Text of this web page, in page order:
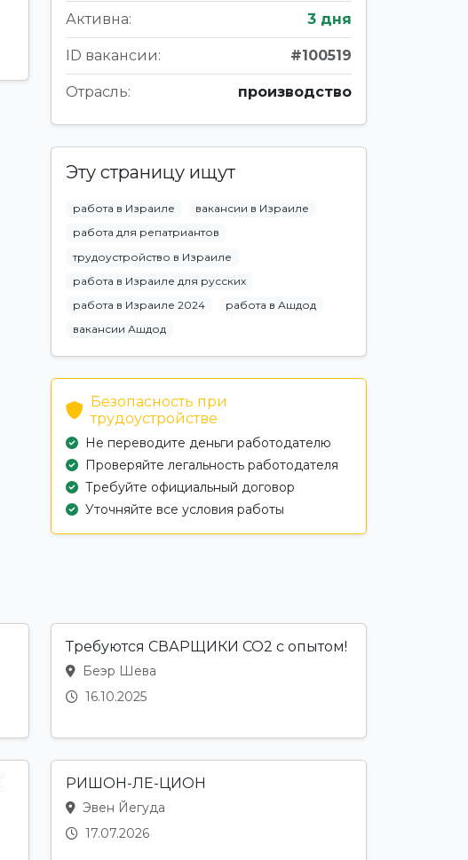
Активна: 3 дня
ID вакансии: #100519
Отрасль: производство
Эту страницу ищут
работа в Израиле
вакансии в Израиле
работа для репатриантов
трудоустройство в Израиле
работа в Израиле для русских
работа в Израиле 2024
работа в Ашдод
вакансии Ашдод
Безопасность при
трудоустройстве
Не переводите деньги работодателю
Проверяйте легальность работодателя
Требуйте официальный договор
Уточняйте все условия работы
Требуются СВАРЩИКИ CO2 с опытом!
Беэр Шева
16.10.2025
РИШОН-ЛЕ-ЦИОН
Эвен Йегуда
17.07.2026